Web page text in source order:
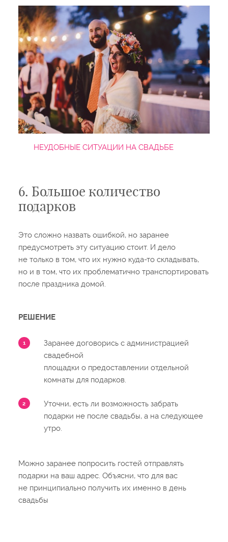
НЕУДОБНЫЕ СИТУАЦИИ НА СВАДЬБЕ
6. Большое количество
подарков
Это сложно назвать ошибкой, но заранее
предусмотреть эту ситуацию стоит. И дело
не только в том, что их нужно куда-то складывать,
но и в том, что их проблематично транспортировать
после праздника домой.
РЕШЕНИЕ
Заранее договорись с администрацией
свадебной
площадки о предоставлении отдельной
комнаты для подарков.
Уточни, есть ли возможность забрать
подарки не после свадьбы, а на следующее
утро.
Можно заранее попросить гостей отправлять
подарки на ваш адрес. Объясни, что для вас
не принципиально получить их именно в день
свадьбы